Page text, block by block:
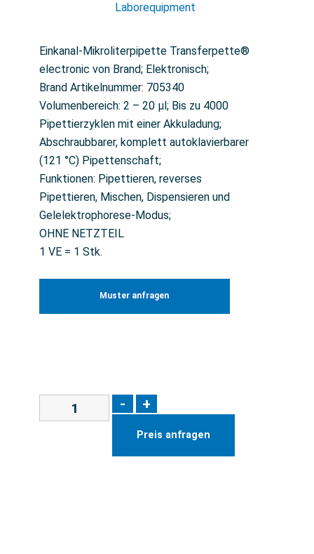
Laborequipment
Einkanal-Mikroliterpipette Transferpette®
electronic von Brand; Elektronisch;
Brand Artikelnummer: 705340
Volumenbereich: 2 – 20 µl; Bis zu 4000
Pipettierzyklen mit einer Akkuladung;
Abschraubbarer, komplett autoklavierbarer
(121 °C) Pipettenschaft;
Funktionen: Pipettieren, reverses
Pipettieren, Mischen, Dispensieren und
Gelelektrophorese-Modus;
OHNE NETZTEIL
1 VE = 1 Stk.
Muster anfragen
- +
Preis anfragen